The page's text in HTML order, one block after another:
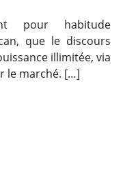
pour habitude
que le discours
illimitée, via
le marché. […]